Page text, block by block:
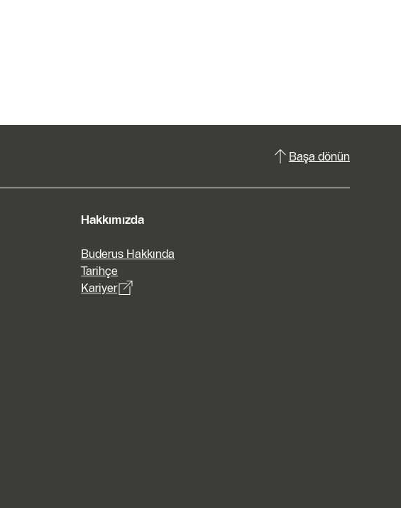
Başa dönün
Hakkımızda
Buderus Hakkında
Tarihçe
Kariyer